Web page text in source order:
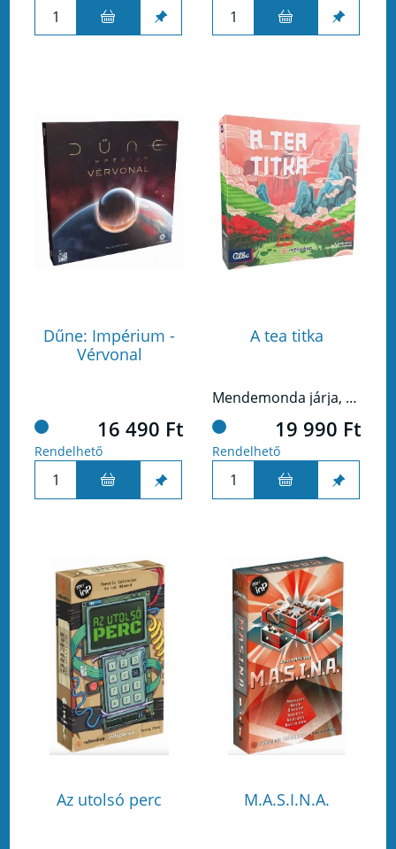
Dűne: Impérium -
Vérvonal
16 490 Ft
Rendelhető
A tea titka
Mendemonda járja, hogy egy varázslatos növény nő a kínai földeken, ami meggyógyítja a lelket és a testet is. Úgy nevezték el, hogy tea.
19 990 Ft
Rendelhető
Az utolsó perc M.A.S.I.N.A.